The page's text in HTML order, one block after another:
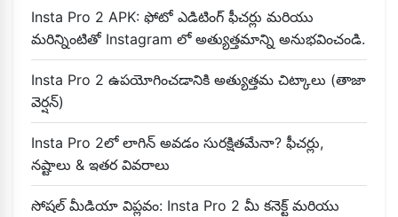
Insta Pro 2 APK: ఫోటో ఎడిటింగ్ ఫీచర్లు మరియు
మరిన్నింటితో Instagram లో అత్యుత్తమాన్ని అనుభవించండి.
Insta Pro 2 ఉపయోగించడానికి అత్యుత్తమ చిట్కాలు (తాజా
వెర్షన్)
Insta Pro 2లో లాగిన్ అవడం సురక్షితమేనా? ఫీచర్లు,
నష్టాలు & ఇతర వివరాలు
సోషల్ మీడియా విప్లవం: Insta Pro 2 మీ కనెక్ట్ మరియు